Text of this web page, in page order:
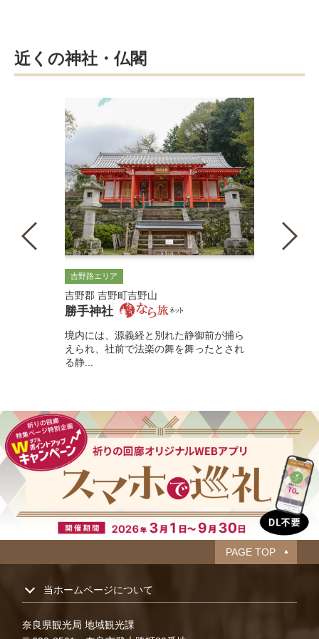
近くの神社・仏閣
吉野路エリア
吉野郡 吉野町吉野山
勝手神社
境内には、源義経と別れた静御前が捕ら
えられ、社前で法楽の舞を舞ったとされ
る静...
PAGE TOP
当ホームページについて
奈良県観光局 地域観光課